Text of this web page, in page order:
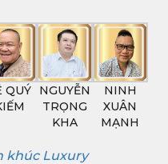
QUÝ
NGUYỄN
TRỌNG
KHA
NINH
XUÂN
MẠNH
khúc Luxury